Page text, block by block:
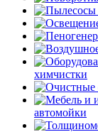
химчистки
автомойки